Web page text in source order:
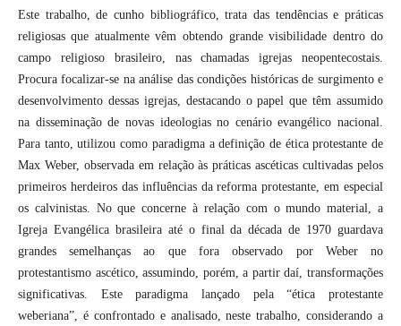
Este trabalho, de cunho bibliográfico, trata das tendências e práticas
religiosas que atualmente vêm obtendo grande visibilidade dentro do
campo religioso brasileiro, nas chamadas igrejas neopentecostais.
Procura focalizar-se na análise das condições históricas de surgimento e
desenvolvimento dessas igrejas, destacando o papel que têm assumido
na disseminação de novas ideologias no cenário evangélico nacional.
Para tanto, utilizou como paradigma a definição de ética protestante de
Max Weber, observada em relação às práticas ascéticas cultivadas pelos
primeiros herdeiros das influências da reforma protestante, em especial
os calvinistas. No que concerne à relação com o mundo material, a
Igreja Evangélica brasileira até o final da década de 1970 guardava
grandes semelhanças ao que fora observado por Weber no
protestantismo ascético, assumindo, porém, a partir daí, transformações
significativas. Este paradigma lançado pela “ética protestante
weberiana”, é confrontado e analisado, neste trabalho, considerando a